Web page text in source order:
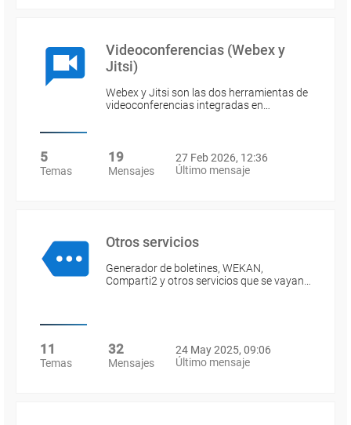
Videoconferencias (Webex y
Jitsi)
Webex y Jitsi son las dos herramientas de
videoconferencias integradas en…
5
Temas
19
Mensajes
27 Feb 2026, 12:36
Último mensaje
Otros servicios
Generador de boletines, WEKAN,
Comparti2 y otros servicios que se vayan…
11
Temas
32
Mensajes
24 May 2025, 09:06
Último mensaje